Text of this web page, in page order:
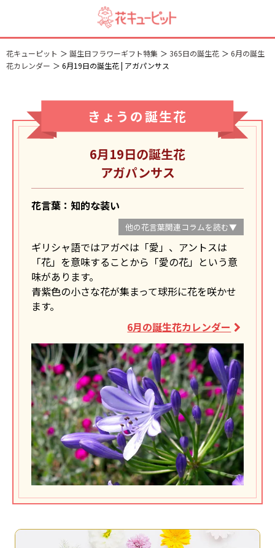
花キューピット 誕生日フラワーギフト特集 365日の誕生花
6月の誕生
花カレンダー
6月19日の誕生花 | アガパンサス
きょうの誕生花
6月19日の誕生花
アガパンサス
花言葉：知的な装い
他の花言葉関連コラムを読む▼
ギリシャ語ではアガペは「愛」、アントスは
「花」を意味することから「愛の花」という意
味があります。
青紫色の小さな花が集まって球形に花を咲かせ
ます。
6月の誕生花カレンダー